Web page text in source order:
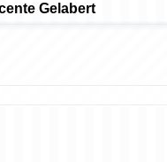
Gelabert